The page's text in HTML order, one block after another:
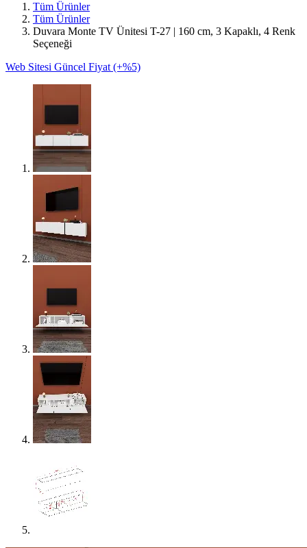
Tüm Ürünler
Tüm Ürünler
Duvara Monte TV Ünitesi T-27 | 160 cm, 3 Kapaklı, 4 Renk
Seçeneği
Web Sitesi Güncel Fiyat (+%5)